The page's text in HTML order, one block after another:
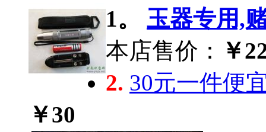
1。
玉器专用,
本店售价：
￥
2. 30元一件便
￥30